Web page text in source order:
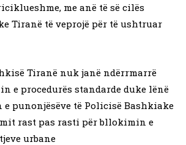
me anë të së cilës
Tiranë të veprojë për të ushtruar
Tiranë nuk janë ndërrmarrë
e procedurës standarde duke lënë
punonjësëve të Policisë Bashkiake
rast pas rasti për bllokimin e
urbane